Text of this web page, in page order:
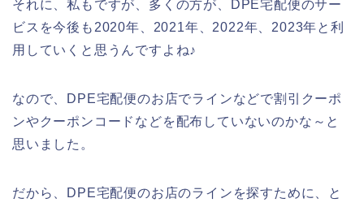
それに、私もですが、多くの方が、DPE宅配便のサー
ビスを今後も2020年、2021年、2022年、2023年と利
用していくと思うんですよね♪
なので、DPE宅配便のお店でラインなどで割引クーポ
ンやクーポンコードなどを配布していないのかな～と
思いました。
だから、DPE宅配便のお店のラインを探すために、と